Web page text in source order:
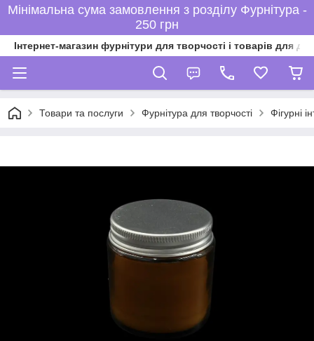
Мінімальна сума замовлення з розділу Фурнітура -
250 грн
Інтернет-магазин фурнітури для творчості і товарів для
Товари та послуги Фурнітура для творчості Фігурні